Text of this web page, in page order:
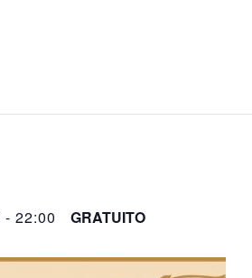
- 22:00 GRATUITO